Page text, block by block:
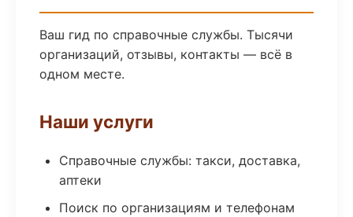
Ваш гид по справочные службы. Тысячи
организаций, отзывы, контакты — всё в
одном месте.
Наши услуги
Справочные службы: такси, доставка,
аптеки
Поиск по организациям и телефонам